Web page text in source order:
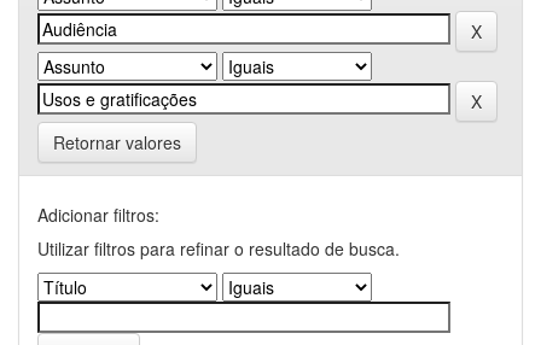
Retornar valores
Adicionar filtros:
Utilizar filtros para refinar o resultado de busca.